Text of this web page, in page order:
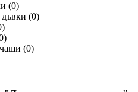
(0)
(0)
(0)